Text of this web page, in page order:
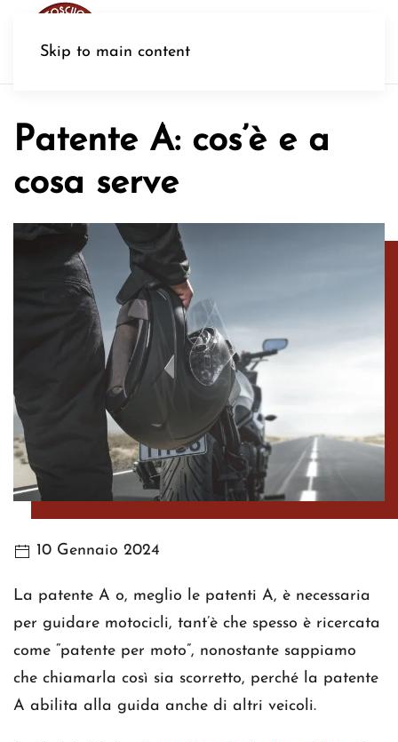
Skip to main content
Patente A: cos’è e a
cosa serve
10 Gennaio 2024
La patente A o, meglio le patenti A, è necessaria
per guidare motocicli, tant’è che spesso è ricercata
come “patente per moto”, nonostante sappiamo
che chiamarla così sia scorretto, perché la patente
A abilita alla guida anche di altri veicoli.